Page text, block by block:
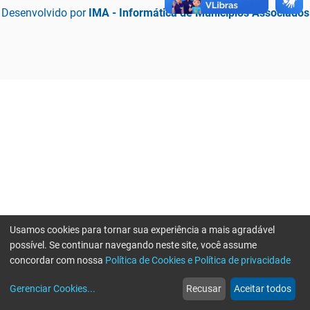
Desenvolvido por IMA - Informática de Municípios Associados
web
Notícias
more_horiz
Mais
Usamos cookies para tornar sua experiência a mais agradável
possível. Se continuar navegando neste site, você assume
concordar com nossa Política de Cookies e Política de privacidade
Gerenciar Cookies... Recusar Aceitar todos
Erro ao enviar informações, por favor tente novamente